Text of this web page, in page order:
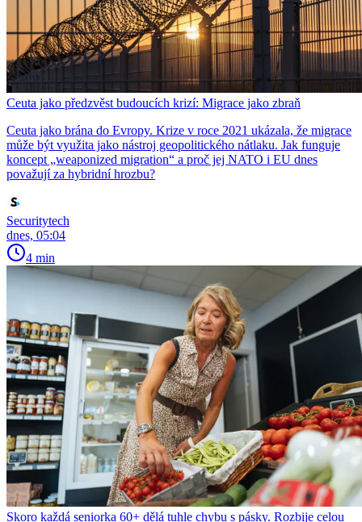
Ceuta jako předzvěst budoucích krizí: Migrace jako zbraň
Ceuta jako brána do Evropy. Krize v roce 2021 ukázala, že migrace
může být využita jako nástroj geopolitického nátlaku. Jak funguje
koncept „weaponized migration“ a proč jej NATO i EU dnes
považují za hybridní hrozbu?
Securitytech
dnes, 05:04
4 min
Skoro každá seniorka 60+ dělá tuhle chybu s pásky. Rozbije celou